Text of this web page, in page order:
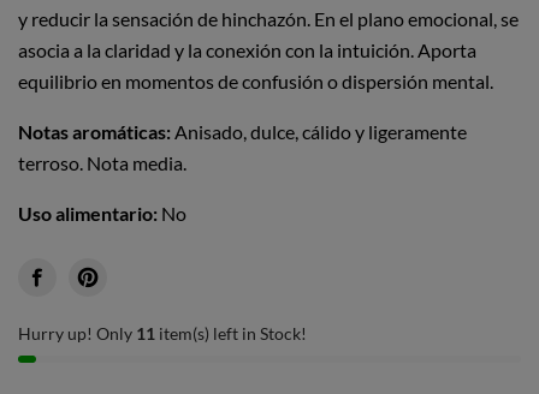
y reducir la sensación de hinchazón. En el plano emocional, se
asocia a la claridad y la conexión con la intuición. Aporta
equilibrio en momentos de confusión o dispersión mental.
Notas aromáticas: Anisado, dulce, cálido y ligeramente
terroso. Nota media.
Uso alimentario: No
Hurry up! Only 11 item(s) left in Stock!